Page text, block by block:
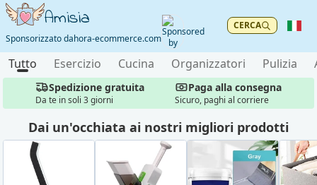
Amisia
Sponsorizzato dahora-ecommerce.com
CERCA
Tutto Esercizio Cucina Organizzatori Pulizia
Spedizione gratuita
Da te in soli 3 giorni
Paga alla consegna
Sicuro, paghi al corriere
Magazzino in Italia
Garanzia di qualità
Paga alla consegna
Sicuro, paghi al corriere
Dai un'occhiata ai nostri migliori prodotti